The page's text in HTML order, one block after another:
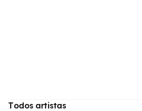
Todos artistas